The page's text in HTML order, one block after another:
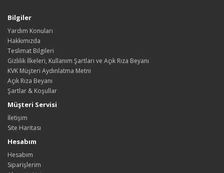
Bilgiler
Yardım Konuları
Hakkımızda
Teslimat Bilgileri
Gizlilik İlkeleri, Kullanım Şartları ve Açık Rıza Beyanı
KVK Müşteri Aydınlatma Metni
Açık Rıza Beyanı
Şartlar & Koşullar
Müşteri Servisi
İletişim
Site Haritası
Hesabım
Hesabım
Siparişlerim